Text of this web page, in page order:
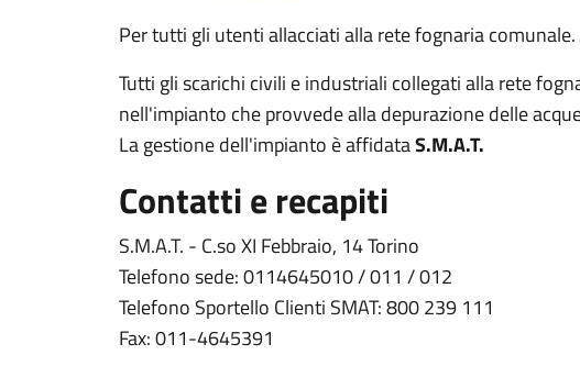
Per tutti gli utenti allacciati alla rete fognaria comunale.
Tutti gli scarichi civili e industriali collegati alla rete
nell'impianto che provvede alla depurazione delle
La gestione dell'impianto è affidataS.M.A.T.
Contatti e recapiti
S.M.A.T. - C.so XI Febbraio, 14 Torino
Telefono sede: 0114645010 / 011 / 012
Telefono Sportello Clienti SMAT: 800 239 111
Fax: 011-4645391